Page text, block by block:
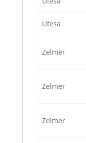
Ufesa
Zelmer
Zelmer
Zelmer